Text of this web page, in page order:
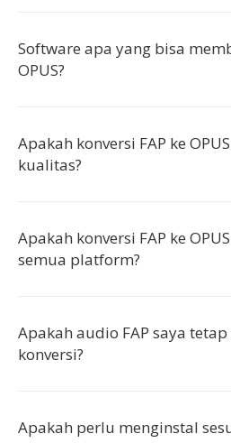
Software apa yang bisa
OPUS?
Apakah konversi FAP ke
kualitas?
Apakah konversi FAP ke
semua platform?
Apakah audio FAP saya
konversi?
Apakah perlu menginstal